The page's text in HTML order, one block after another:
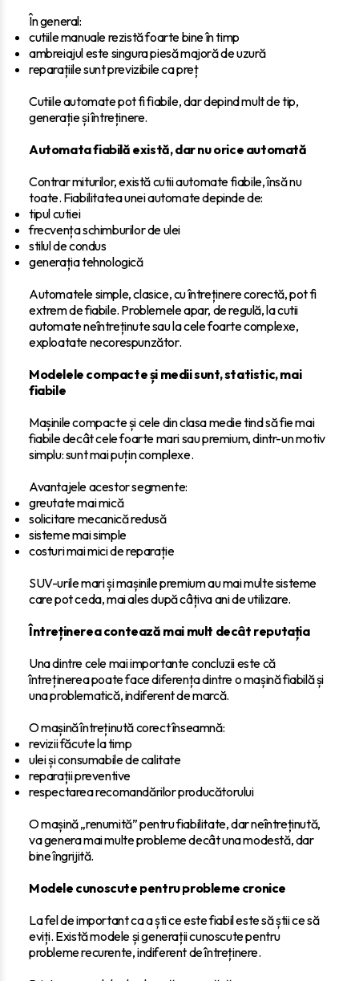
În general:
cutiile manuale rezistă foarte bine în timp
ambreiajul este singura piesă majoră de uzură
reparațiile sunt previzibile ca preț
Cutiile automate pot fi fiabile, dar depind mult de tip,
generație și întreținere.
Automata fiabilă există, dar nu orice automată
Contrar miturilor, există cutii automate fiabile, însă nu
toate. Fiabilitatea unei automate depinde de:
tipul cutiei
frecvența schimburilor de ulei
stilul de condus
generația tehnologică
Automatele simple, clasice, cu întreținere corectă, pot fi
extrem de fiabile. Problemele apar, de regulă, la cutii
automate neîntreținute sau la cele foarte complexe,
exploatate necorespunzător.
Modelele compacte și medii sunt, statistic, mai
fiabile
Mașinile compacte și cele din clasa medie tind să fie mai
fiabile decât cele foarte mari sau premium, dintr-un motiv
simplu: sunt mai puțin complexe.
Avantajele acestor segmente:
greutate mai mică
solicitare mecanică redusă
sisteme mai simple
costuri mai mici de reparație
SUV-urile mari și mașinile premium au mai multe sisteme
care pot ceda, mai ales după câțiva ani de utilizare.
Întreținerea contează mai mult decât reputația
Una dintre cele mai importante concluzii este că
întreținerea poate face diferența dintre o mașină fiabilă și
una problematică, indiferent de marcă.
O mașină întreținută corect înseamnă:
revizii făcute la timp
ulei și consumabile de calitate
reparații preventive
respectarea recomandărilor producătorului
O mașină „renumită” pentru fiabilitate, dar neîntreținută,
va genera mai multe probleme decât una modestă, dar
bine îngrijită.
Modele cunoscute pentru probleme cronice
La fel de important ca a ști ce este fiabil este să știi ce să
eviți. Există modele și generații cunoscute pentru
probleme recurente, indiferent de întreținere.